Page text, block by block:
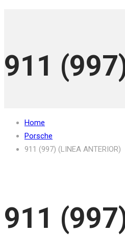
911
Home
Porsche
911 (997) (LINEA ANTERIOR)
911